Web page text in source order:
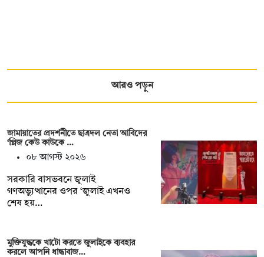
আরও পড়ুন
জামায়াতের প্রদর্শনীতে ছাত্রদল নেতা আবিদের
‘প্লিজ কেউ কাউকে …
০৮ আগস্ট ২০২৬
সরকারি বাসভবনে জুলাই
গণঅভ্যুত্থানের ওপর ‘জুলাই এখনও
শেষ হয়…
মুক্তিযুদ্ধকে খাটো করতে জুলাইকে ব্যবহার
করলে আপনি ধান্ধাবাজ…